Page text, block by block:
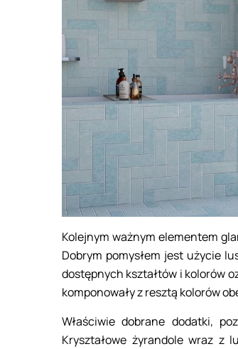
Kolejnym ważnym elementem
Dobrym pomysłem jest użycie
dostępnych kształtów i kolorów
komponowały z resztą kolorów
Właściwie dobrane dodatki,
Kryształowe żyrandole wraz z